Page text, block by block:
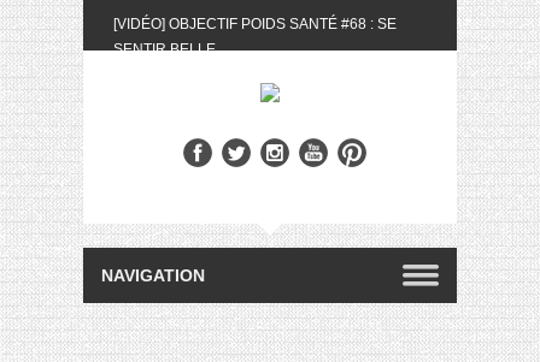
[VIDÉO] OBJECTIF POIDS SANTÉ #68 : SE
SENTIR BELLE
BIOTYFULL BOX DU MOIS DE MAI 2024 FEAT.
[VIDÉO] QUITOQUE #10 : MEAL PREP &
CONVIVIALITÉ
[VIDÉO] UNBOXING : LES MY LITTLE &
BIOTYFULL BOX DU MOIS D’AVRIL 2024
FEAT. AKILA
[VIDÉO] OBJECTIF POIDS SANTÉ #67 : L’AVIS